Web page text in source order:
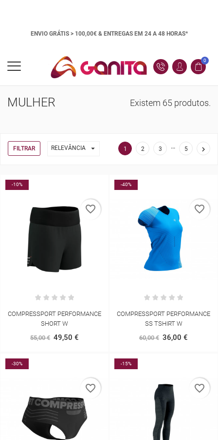
ENVIO GRÁTIS > 100,00€ & ENTREGAS EM 24 A 48 HORAS*
0
MULHER Existem 65 produtos.
FILTRAR RELEVÂNCIA  1 2 3 … 5 
-10%
COMPRESSPORT PERFORMANCE
SHORT W
55,00 € 49,50 €
favorite_border
-40%
COMPRESSPORT PERFORMANCE
SS TSHIRT W
60,00 € 36,00 €
favorite_border
-30%
favorite_border
-15%
favorite_border